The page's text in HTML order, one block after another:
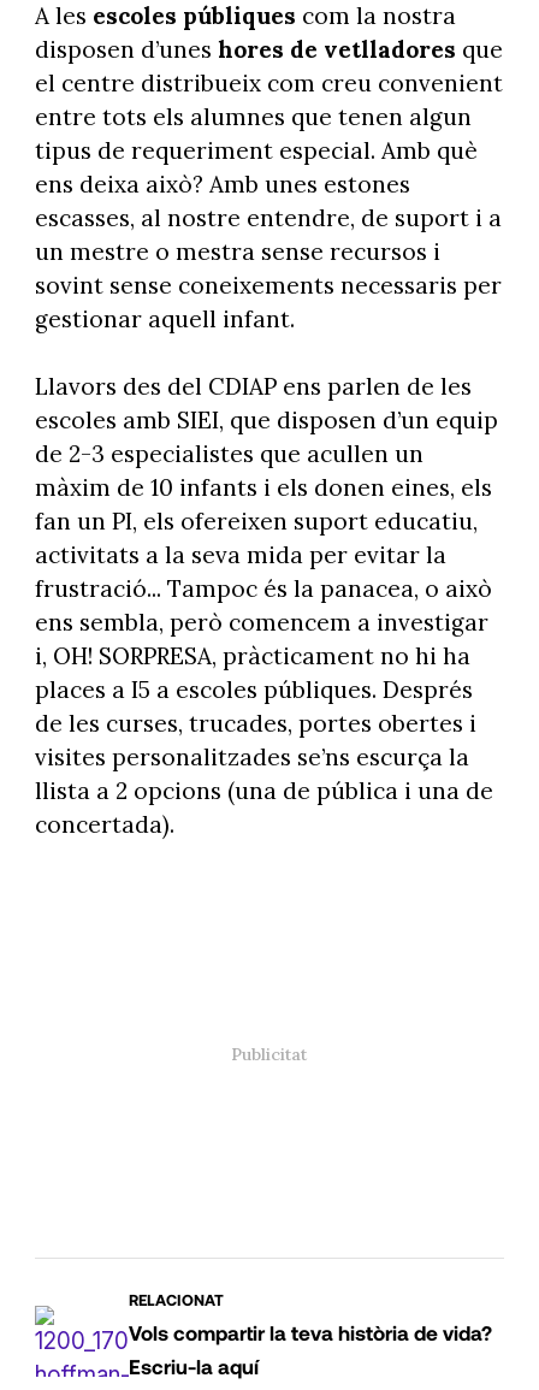
A les escoles públiques com la nostra
disposen d’unes hores de vetlladores que
el centre distribueix com creu convenient
entre tots els alumnes que tenen algun
tipus de requeriment especial. Amb què
ens deixa això? Amb unes estones
escasses, al nostre entendre, de suport i a
un mestre o mestra sense recursos i
sovint sense coneixements necessaris per
gestionar aquell infant.
Llavors des del CDIAP ens parlen de les
escoles amb SIEI, que disposen d’un equip
de 2-3 especialistes que acullen un
màxim de 10 infants i els donen eines, els
fan un PI, els ofereixen suport educatiu,
activitats a la seva mida per evitar la
frustració... Tampoc és la panacea, o això
ens sembla, però comencem a investigar
i, OH! SORPRESA, pràcticament no hi ha
places a I5 a escoles públiques. Després
de les curses, trucades, portes obertes i
visites personalitzades se’ns escurça la
llista a 2 opcions (una de pública i una de
concertada).
RELACIONAT
Vols compartir la teva història de vida?
Escriu-la aquí